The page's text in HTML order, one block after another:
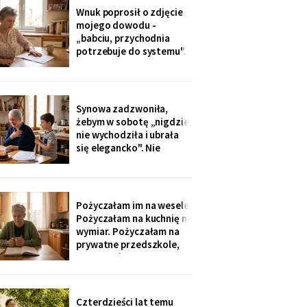
dostałam jej różaniec, po
pogrzebie, z szuflady.
Siostra wyjaśniła: „Ty i
tak zawsze byłaś
ustawiona."
Wnuk poprosił o zdjęcie
mojego dowodu -
„babciu, przychodnia
potrzebuje do systemu".
tysiące, na moje dane.
Wnuk płakał, że odda.
Córka na to: „tylko
nigdzie nie zgłaszaj,
chcesz mu zniszczyć
Synowa zadzwoniła,
żebym w sobotę „nigdzie
nie wychodziła i ubrała
się elegancko". Nie
domu opieki. Przyjechali
z tortem i laptopem:
bilety do Rzymu na moje
siedemdziesiąte
urodziny
Pożyczałam im na wesele.
Pożyczałam na kuchnię na
wymiar. Pożyczałam na
prywatne przedszkole,
„bo Kubuś jest wrażliwy".
poprosiłam o pożyczkę -
Czterdzieści lat temu